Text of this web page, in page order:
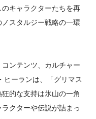
キャラクターたちを再
スタルジー戦略の一環
ンテンツ、カルチャー
ヒーランは、「グリマス
的な支持は氷山の一角
クターや伝説が詰まっ